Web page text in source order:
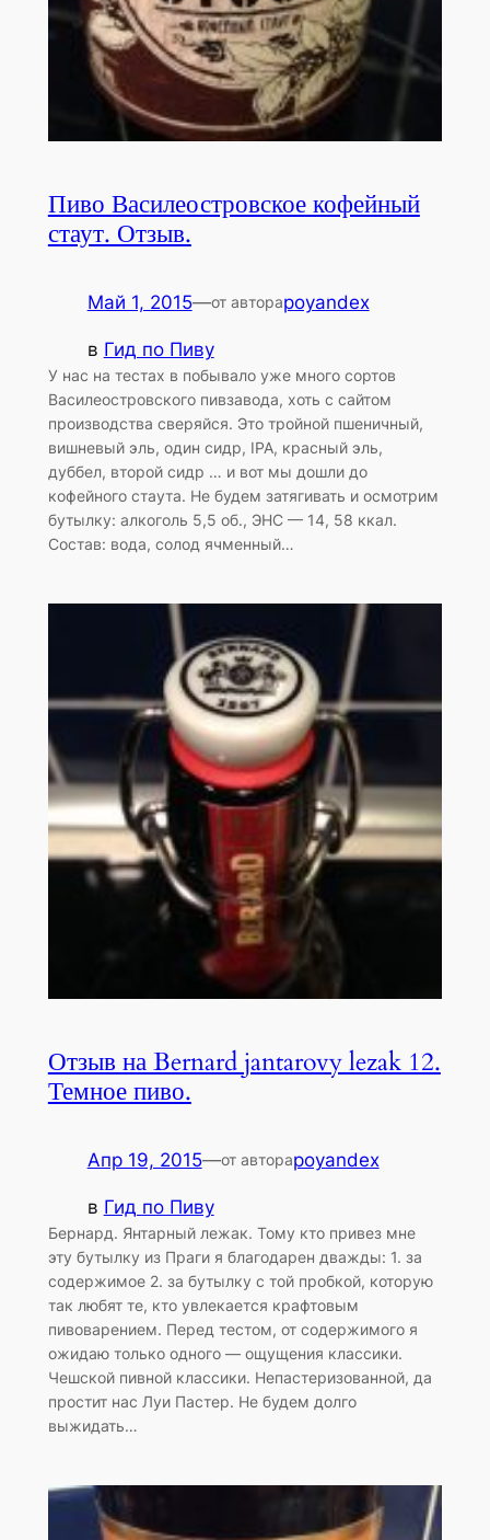
Пиво Василеостровское кофейный
стаут. Отзыв.
Май 1, 2015—от автораpoyandex
в Гид по Пиву
У нас на тестах в побывало уже много сортов
Василеостровского пивзавода, хоть с сайтом
производства сверяйся. Это тройной пшеничный,
вишневый эль, один сидр, IPA, красный эль,
дуббел, второй сидр … и вот мы дошли до
кофейного стаута. Не будем затягивать и осмотрим
бутылку: алкоголь 5,5 об., ЭНС — 14, 58 ккал.
Состав: вода, солод ячменный…
Отзыв на Bernard jantarovy lezak 12.
Темное пиво.
Апр 19, 2015—от автораpoyandex
в Гид по Пиву
Бернард. Янтарный лежак. Тому кто привез мне
эту бутылку из Праги я благодарен дважды: 1. за
содержимое 2. за бутылку с той пробкой, которую
так любят те, кто увлекается крафтовым
пивоварением. Перед тестом, от содержимого я
ожидаю только одного — ощущения классики.
Чешской пивной классики. Непастеризованной, да
простит нас Луи Пастер. Не будем долго
выжидать…